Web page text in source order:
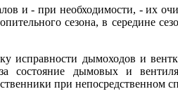
и - при необходимости, - их
сезона, в середине
исправности дымоходов и
состояние дымовых и
при непосредственном